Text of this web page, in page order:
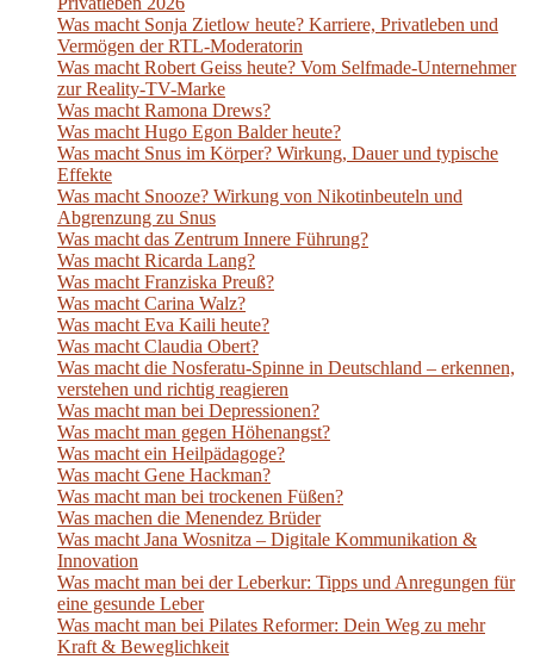
Was macht Sonja Zietlow heute? Karriere, Privatleben und
Vermögen der RTL-Moderatorin
Was macht Robert Geiss heute? Vom Selfmade-Unternehmer
zur Reality-TV-Marke
Was macht Ramona Drews?
Was macht Hugo Egon Balder heute?
Was macht Snus im Körper? Wirkung, Dauer und typische
Effekte
Was macht Snooze? Wirkung von Nikotinbeuteln und
Abgrenzung zu Snus
Was macht das Zentrum Innere Führung?
Was macht Ricarda Lang?
Was macht Franziska Preuß?
Was macht Carina Walz?
Was macht Eva Kaili heute?
Was macht Claudia Obert?
Was macht die Nosferatu-Spinne in Deutschland – erkennen,
verstehen und richtig reagieren
Was macht man bei Depressionen?
Was macht man gegen Höhenangst?
Was macht ein Heilpädagoge?
Was macht Gene Hackman?
Was macht man bei trockenen Füßen?
Was machen die Menendez Brüder
Was macht Jana Wosnitza – Digitale Kommunikation &
Innovation
Was macht man bei der Leberkur: Tipps und Anregungen für
eine gesunde Leber
Was macht man bei Pilates Reformer: Dein Weg zu mehr
Kraft & Beweglichkeit